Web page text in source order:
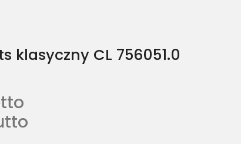
klasyczny CL 756051.0